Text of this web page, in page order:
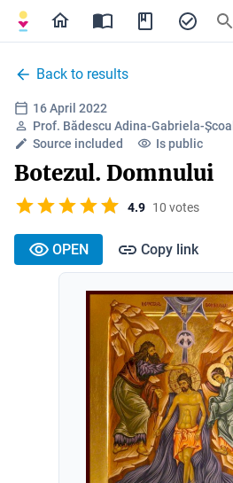
Back to results
16 April 2022
Prof. Bădescu Adina-Gabriela-
Source included
Is public
Botezul. Domnului
4.9 10 votes
OPEN Copy link